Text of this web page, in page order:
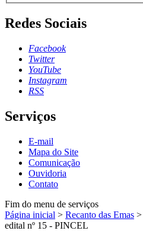
Redes Sociais
Facebook
Twitter
YouTube
Instagram
RSS
Serviços
E-mail
Mapa do Site
Comunicação
Ouvidoria
Contato
Fim do menu de serviços
Página inicial > Recanto das Emas >
edital nº 15 - PINCEL